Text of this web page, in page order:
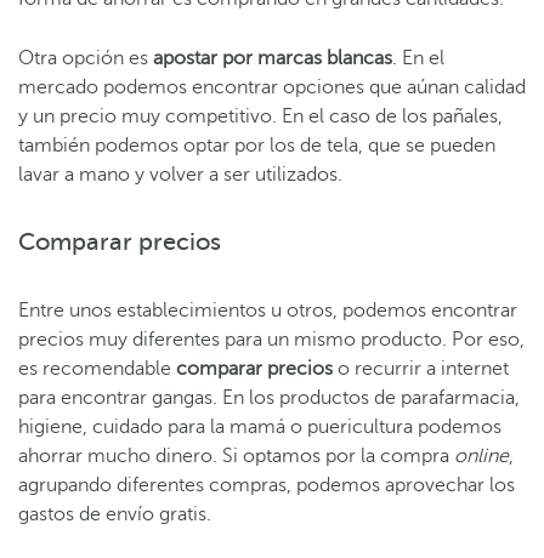
Otra opción es apostar por marcas blancas. En el
mercado podemos encontrar opciones que aúnan calidad
y un precio muy competitivo. En el caso de los pañales,
también podemos optar por los de tela, que se pueden
lavar a mano y volver a ser utilizados.
Comparar precios
Entre unos establecimientos u otros, podemos encontrar
precios muy diferentes para un mismo producto. Por eso,
es recomendable comparar precios o recurrir a internet
para encontrar gangas. En los productos de parafarmacia,
higiene, cuidado para la mamá o puericultura podemos
ahorrar mucho dinero. Si optamos por la compra online,
agrupando diferentes compras, podemos aprovechar los
gastos de envío gratis.